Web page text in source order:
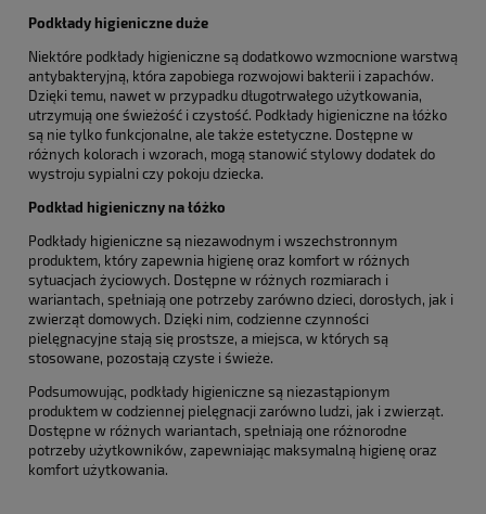
Podkłady higieniczne duże
Niektóre podkłady higieniczne są dodatkowo wzmocnione warstwą
antybakteryjną, która zapobiega rozwojowi bakterii i zapachów.
Dzięki temu, nawet w przypadku długotrwałego użytkowania,
utrzymują one świeżość i czystość. Podkłady higieniczne na łóżko
są nie tylko funkcjonalne, ale także estetyczne. Dostępne w
różnych kolorach i wzorach, mogą stanowić stylowy dodatek do
wystroju sypialni czy pokoju dziecka.
Podkład higieniczny na łóżko
Podkłady higieniczne są niezawodnym i wszechstronnym
produktem, który zapewnia higienę oraz komfort w różnych
sytuacjach życiowych. Dostępne w różnych rozmiarach i
wariantach, spełniają one potrzeby zarówno dzieci, dorosłych, jak i
zwierząt domowych. Dzięki nim, codzienne czynności
pielęgnacyjne stają się prostsze, a miejsca, w których są
stosowane, pozostają czyste i świeże.
Podsumowując, podkłady higieniczne są niezastąpionym
produktem w codziennej pielęgnacji zarówno ludzi, jak i zwierząt.
Dostępne w różnych wariantach, spełniają one różnorodne
potrzeby użytkowników, zapewniając maksymalną higienę oraz
komfort użytkowania.